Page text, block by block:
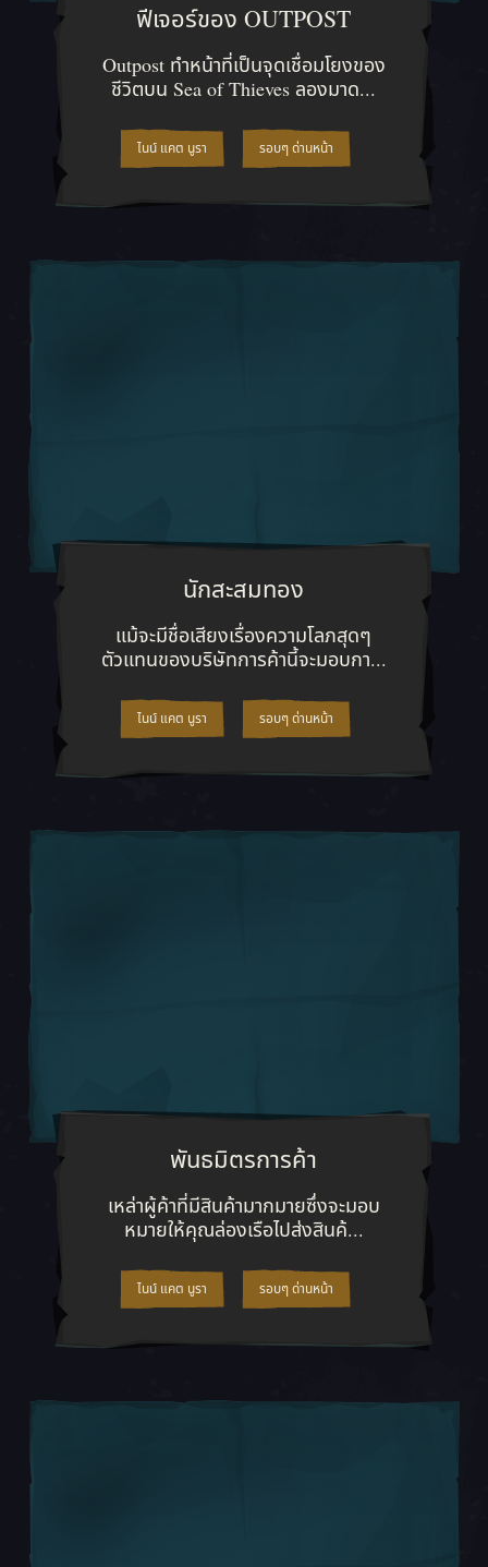
ฟีเจอร์ของ OUTPOST
Outpost ทำหน้าที่เป็นจุดเชื่อมโยงของ
ชีวิตบน Sea of Thieves ลองมาด...
Outpost ทำหน้าที่เป็นจุดเชื่อมโยง
ไนน์ แคต นูรา รอบๆ ด่านหน้า
นักสะสมทอง
แม้จะมีชื่อเสียงเรื่องความโลภสุดๆ
ตัวแทนของบริษัทการค้านี้จะมอบกา...
แม้จะมีชื่อเสียงเรื่องความโลภสุดๆ
ไนน์ แคต นูรา รอบๆ ด่านหน้า
พันธมิตรการค้า
เหล่าผู้ค้าที่มีสินค้ามากมายซึ่งจะมอบ
หมายให้คุณล่องเรือไปส่งสินค้...
เหล่าผู้ค้าที่มีสินค้ามากมายซึ่งจะม
ไนน์ แคต นูรา รอบๆ ด่านหน้า